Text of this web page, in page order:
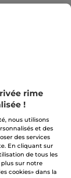
hydrater et
UN AVIS
rime
!
nous utilisons
et des
des services
En cliquant sur
de tous les
plus sur notre
cookies» dans la